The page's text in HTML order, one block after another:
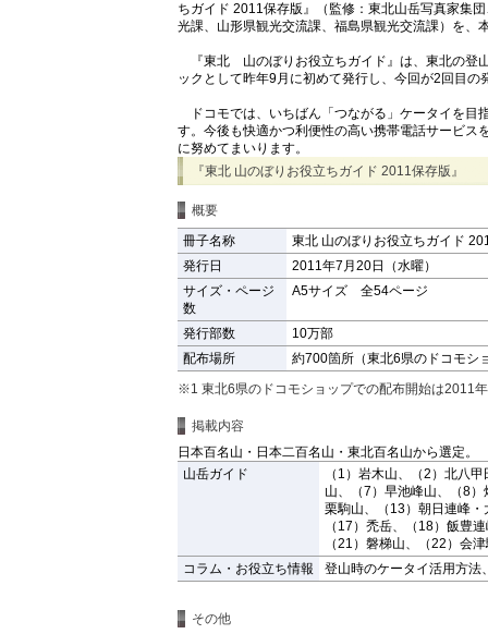
ちガイド 2011保存版』（監修：東北山岳写真家集
光課、山形県観光交流課、福島県観光交流課）を
『東北 山のぼりお役立ちガイド』は、東北の登
ックとして昨年9月に初めて発行し、今回が2回目の
ドコモでは、いちばん「つながる」ケータイを目
す。今後も快適かつ利便性の高い携帯電話サービス
に努めてまいります。
『東北 山のぼりお役立ちガイド 2011保存版』
概要
冊子名称
東北 山のぼりお役立ちガイド
発行日
2011年7月20日（水曜）
サイズ・ページ
数
A5サイズ 全54ページ
発行部数
10万部
配布場所
約700箇所（東北6県のドコモシ
※1 東北6県のドコモショップでの配布開始は2011
掲載内容
日本百名山・日本二百名山・東北百名山から選定。
山岳ガイド
（1）岩木山、（2）北八
山、（7）早池峰山、（8
栗駒山、（13）朝日連峰
（17）禿岳、（18）飯豊
（21）磐梯山、（22）会
コラム・お役立ち情報
登山時のケータイ活用方法
その他